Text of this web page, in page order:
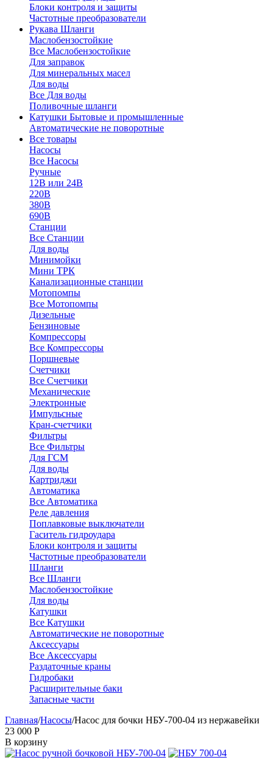
Блоки контроля и защиты
Частотные преобразователи
Рукава Шланги
Маслобензостойкие
Все Маслобензостойкие
Для заправок
Для минеральных масел
Для воды
Все Для воды
Поливочные шланги
Катушки Бытовые и промышленные
Автоматические не поворотные
Все товары
Насосы
Все Насосы
Ручные
12В или 24В
220В
380В
690В
Станции
Все Станции
Для воды
Минимойки
Мини ТРК
Канализационные станции
Мотопомпы
Все Мотопомпы
Дизельные
Бензиновые
Компрессоры
Все Компрессоры
Поршневые
Счетчики
Все Счетчики
Механические
Электронные
Импульсные
Кран-счетчики
Фильтры
Все Фильтры
Для ГСМ
Для воды
Картриджи
Автоматика
Все Автоматика
Реле давления
Поплавковые выключатели
Гаситель гидроудара
Блоки контроля и защиты
Частотные преобразователи
Шланги
Все Шланги
Маслобензостойкие
Для воды
Катушки
Все Катушки
Автоматические не поворотные
Аксессуары
Все Аксессуары
Раздаточные краны
Гидробаки
Расширительные баки
Запасные части
Главная/Насосы/Насос для бочки НБУ-700-04 из нержавейки
23 000 Р
В корзину